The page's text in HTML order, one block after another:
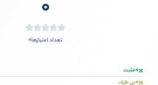
0
تعداد امتیازها0
0مثبت
0بی طرف